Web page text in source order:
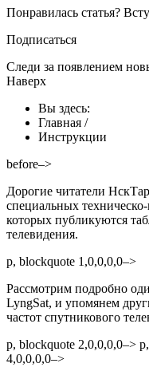
Понравилась статья?
Подписаться
Следи за появлением
Наверх
Вы здесь:
Главная /
Инструкции
before–>
Дорогие читатели
специальных
которых публикуются
телевидения.
p, blockquote 1,0,0,0,0–>
Рассмотрим подробно
LyngSat, и упомянем
частот спутникового
p, blockquote 2,0,0,0,0–>
4,0,0,0,0–>